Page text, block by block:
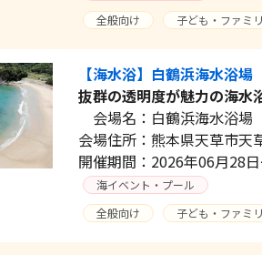
全般向け
子ども・ファミ
【海水浴】白鶴浜海水浴場
抜群の透明度が魅力の海水
会場名：白鶴浜海水浴場
会場住所：熊本県天草市天
開催期間：2026年06月28
海イベント・プール
全般向け
子ども・ファミ